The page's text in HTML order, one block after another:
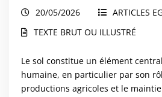
20/05/2026
ARTICLES
TEXTE BRUT OU ILLUSTRÉ
Le sol constitue un élément
humaine, en particulier par son
productions agricoles et le